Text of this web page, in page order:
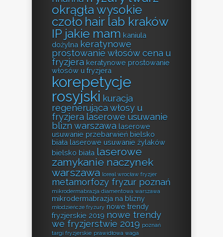
okrągła wysokie
czoło hair lab kraków
IP jakie mam kaniula
dożylna keratynowe
prostowanie włosów cena u
fryzjera keratynowe prostowanie
włosów u fryzjera
korepetycje
rosyjski kuracja
regenerująca włosy u
fryzjera laserowe usuwanie
blizn warszawa laserowe
usuwanie przebarwień bielsko
biała laserowe usuwanie żylaków
bielsko biała laserowe
zamykanie naczynek
warszawa
loreal wrocław fryzjer
metamorfozy fryzur poznań
mikrodermabrazja diamentowa warszawa
mikrodermabrazja na blizny
młodzieńcze fryzury nowe trendy
fryzjerskie 2019 nowe trendy
we fryzjerstwie 2019 poznań
targi fryzjerskie prawidłowa waga